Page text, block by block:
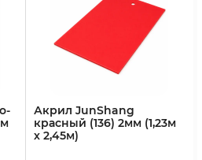
Акрил JunShang
красный (136) 2мм (1,23м
х 2,45м)